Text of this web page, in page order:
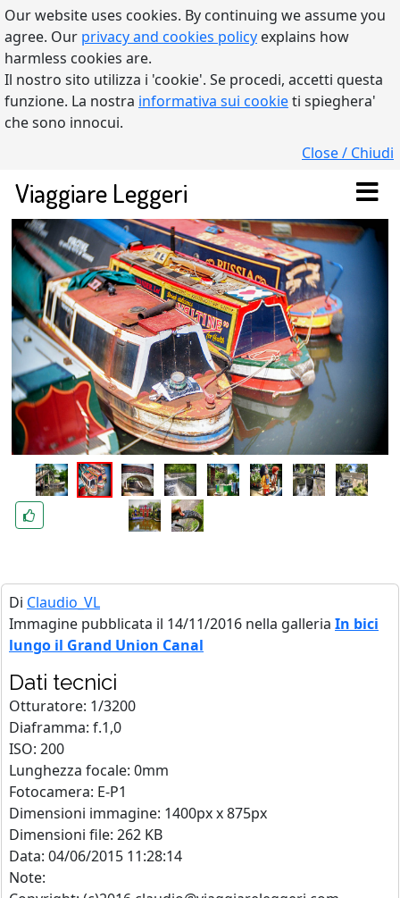
Our website uses cookies. By continuing we assume you
agree. Our privacy and cookies policy explains how
harmless cookies are.
Il nostro sito utilizza i 'cookie'. Se procedi, accetti questa
funzione. La nostra informativa sui cookieti spieghera'
che sono innocui.
Close / Chiudi
Viaggiare Leggeri
Di Claudio_VL
Immagine pubblicata il 14/11/2016 nella galleria In bici
lungo il Grand Union Canal
Dati tecnici
Otturatore: 1/3200
Diaframma: f.1,0
ISO: 200
Lunghezza focale: 0mm
Fotocamera: E-P1
Dimensioni immagine: 1400px x 875px
Dimensioni file: 262 KB
Data: 04/06/2015 11:28:14
Note: